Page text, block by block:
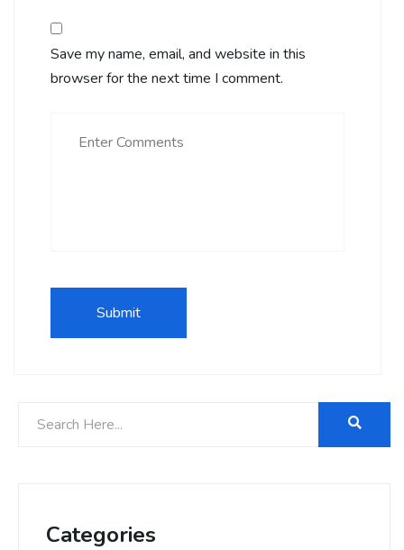
Save my name, email, and website in this
browser for the next time I comment.
Categories